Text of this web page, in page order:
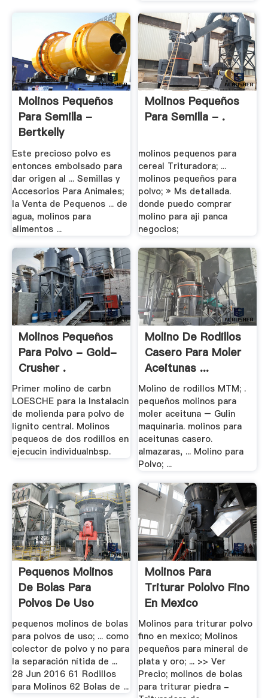
Molinos Pequeños
Para Semilla -
Bertkelly
Este precioso polvo es
entonces embolsado para
dar origen al ... Semillas y
Accesorios Para Animales;
la Venta de Pequenos ... de
agua, molinos para
alimentos ...
Molinos Pequeños
Para Semilla - .
molinos pequenos para
cereal Trituradora; ...
molinos pequeños para
polvo; » Ms detallada.
donde puedo comprar
molino para aji panca
negocios;
Molinos Pequeños
Para Polvo - Gold-
Crusher .
Primer molino de carbn
LOESCHE para la Instalacin
de molienda para polvo de
lignito central. Molinos
pequeos de dos rodillos en
ejecucin individualnbsp.
Molino De Rodillos
Casero Para Moler
Aceitunas ...
Molino de rodillos MTM; .
pequeños molinos para
moler aceituna – Gulin
maquinaria. molinos para
aceitunas casero.
almazaras, ... Molino para
Polvo; ...
Pequenos Molinos
De Bolas Para
Polvos De Uso
pequenos molinos de bolas
para polvos de uso; ... como
colector de polvo y no para
la separación nítida de ...
28 Jun 2016 61 Rodillos
para Molinos 62 Bolas de ...
Molinos Para
Triturar Pololvo Fino
En Mexico
Molinos para triturar polvo
fino en mexico; Molinos
pequeños para mineral de
plata y oro; ... >> Ver
Precio; molinos de bolas
para triturar piedra -